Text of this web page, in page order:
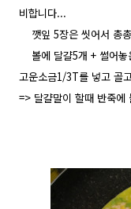
비합니다...
깻잎 5장은 씻어서 총
볼에 달걀5개 + 썰어놓
고운소금1/3T를 넣고 골
=> 달걀말이 할때 반죽